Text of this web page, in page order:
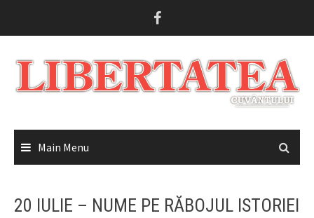
Main Menu
20 IULIE – NUME PE RĂBOJUL ISTORIEI